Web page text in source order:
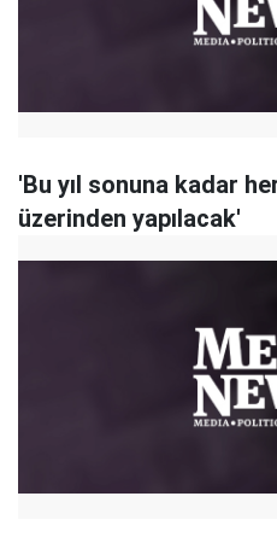
'Bu yıl sonuna kadar
üzerinden yapılacak'